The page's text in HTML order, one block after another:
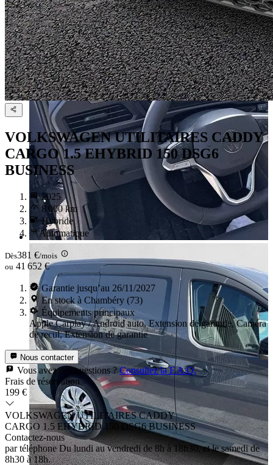
VOLKSWAGEN UTILITAIRES CADDY
CARGO 1.5 EHYBRID 150 DSG6
BUSINESS
2025
8 000 km
Hybride
Automatique
Dès381 €/mois
ou 41 652 €
Garantie jusqu’au 26/11/2027
En stock à Chambéry (73)
Équipements principaux
Apple Carplay / Android auto, Extension de garantie, Caméra
de recul, Extension de garantie
Nous contacter
Vous avez des questions ? Consultez la F.A.Q.
Frais de réservation
199 €
VOLKSWAGEN UTILITAIRES CADDY
CARGO 1.5 EHYBRID 150 DSG6 BUSINESS
Contactez-nous
par téléphone Du lundi au vendredi de 8h à 18h30, et le samedi de
8h30 à 18h.